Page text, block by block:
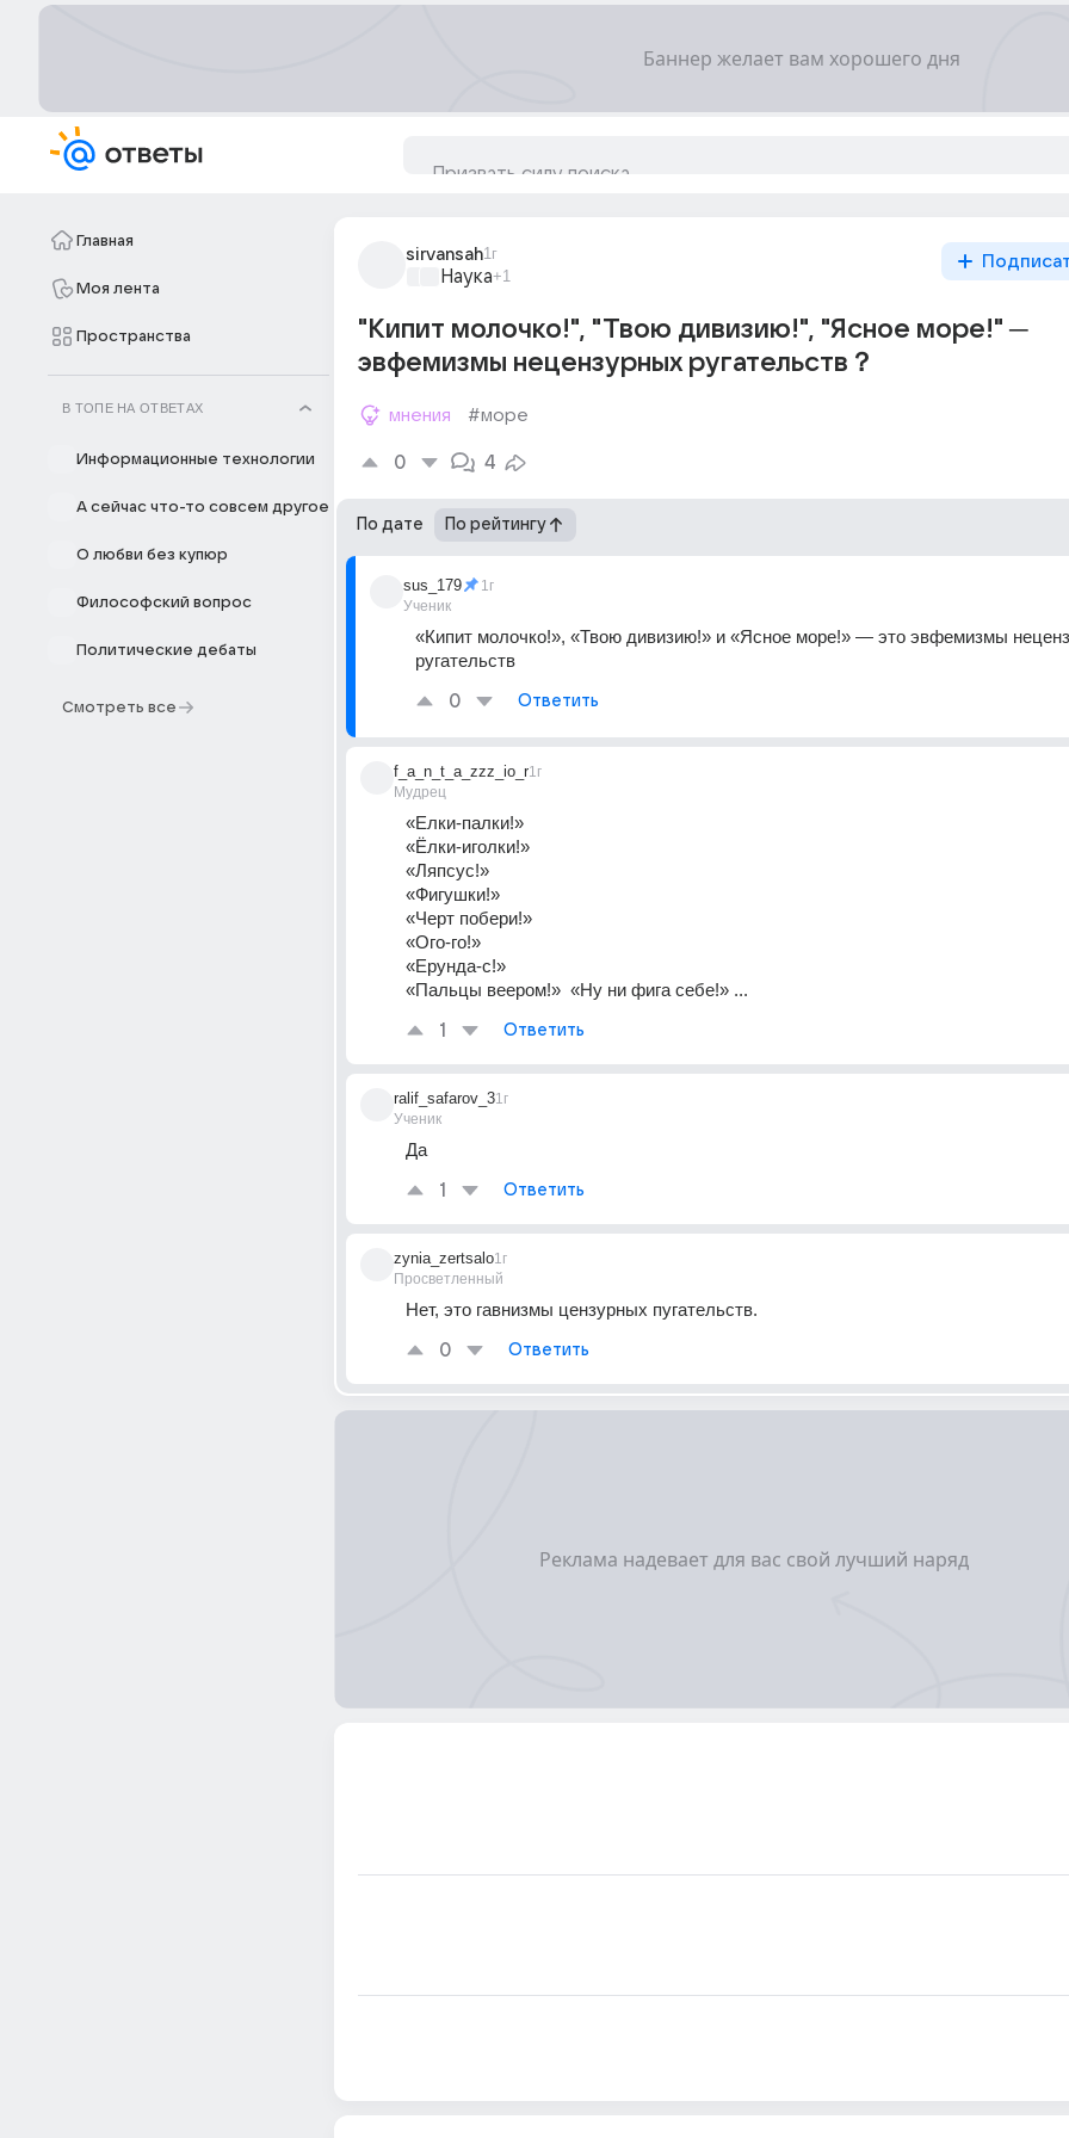
Главная
Моя лента
Пространства
В ТОПЕ НА ОТВЕТАХ
Информационные технологии
А сейчас что-то совсем другое
О любви без купюр
Философский вопрос
Политические дебаты
Смотреть все
sirvansah1г
Наука+1
"Кипит молочко!", "Твою дивизию!", "Ясное море!" ─
эвфемизмы нецензурных ругательств？
мнения #море
0 4
По дате По рейтингу
sus_179
Ученик
1г
«Кипит молочко!», «Твою дивизию!» и «Ясное море!» — это эвфемизмы
ругательств
0 Ответить
f_a_n_t_a_zzz_io_r
Мудрец
1г
«Елки-палки!»
«Ёлки-иголки!»
«Ляпсус!»
«Фигушки!»
«Черт побери!»
«Ого-го!»
«Ерунда-с!»
«Пальцы веером!»  «Ну ни фига себе!» ...
1 Ответить
ralif_safarov_3
Ученик
1г
Да
1 Ответить
zynia_zertsalo
Просветленный
1г
Нет, это гавнизмы цензурных пугательств.
0 Ответить